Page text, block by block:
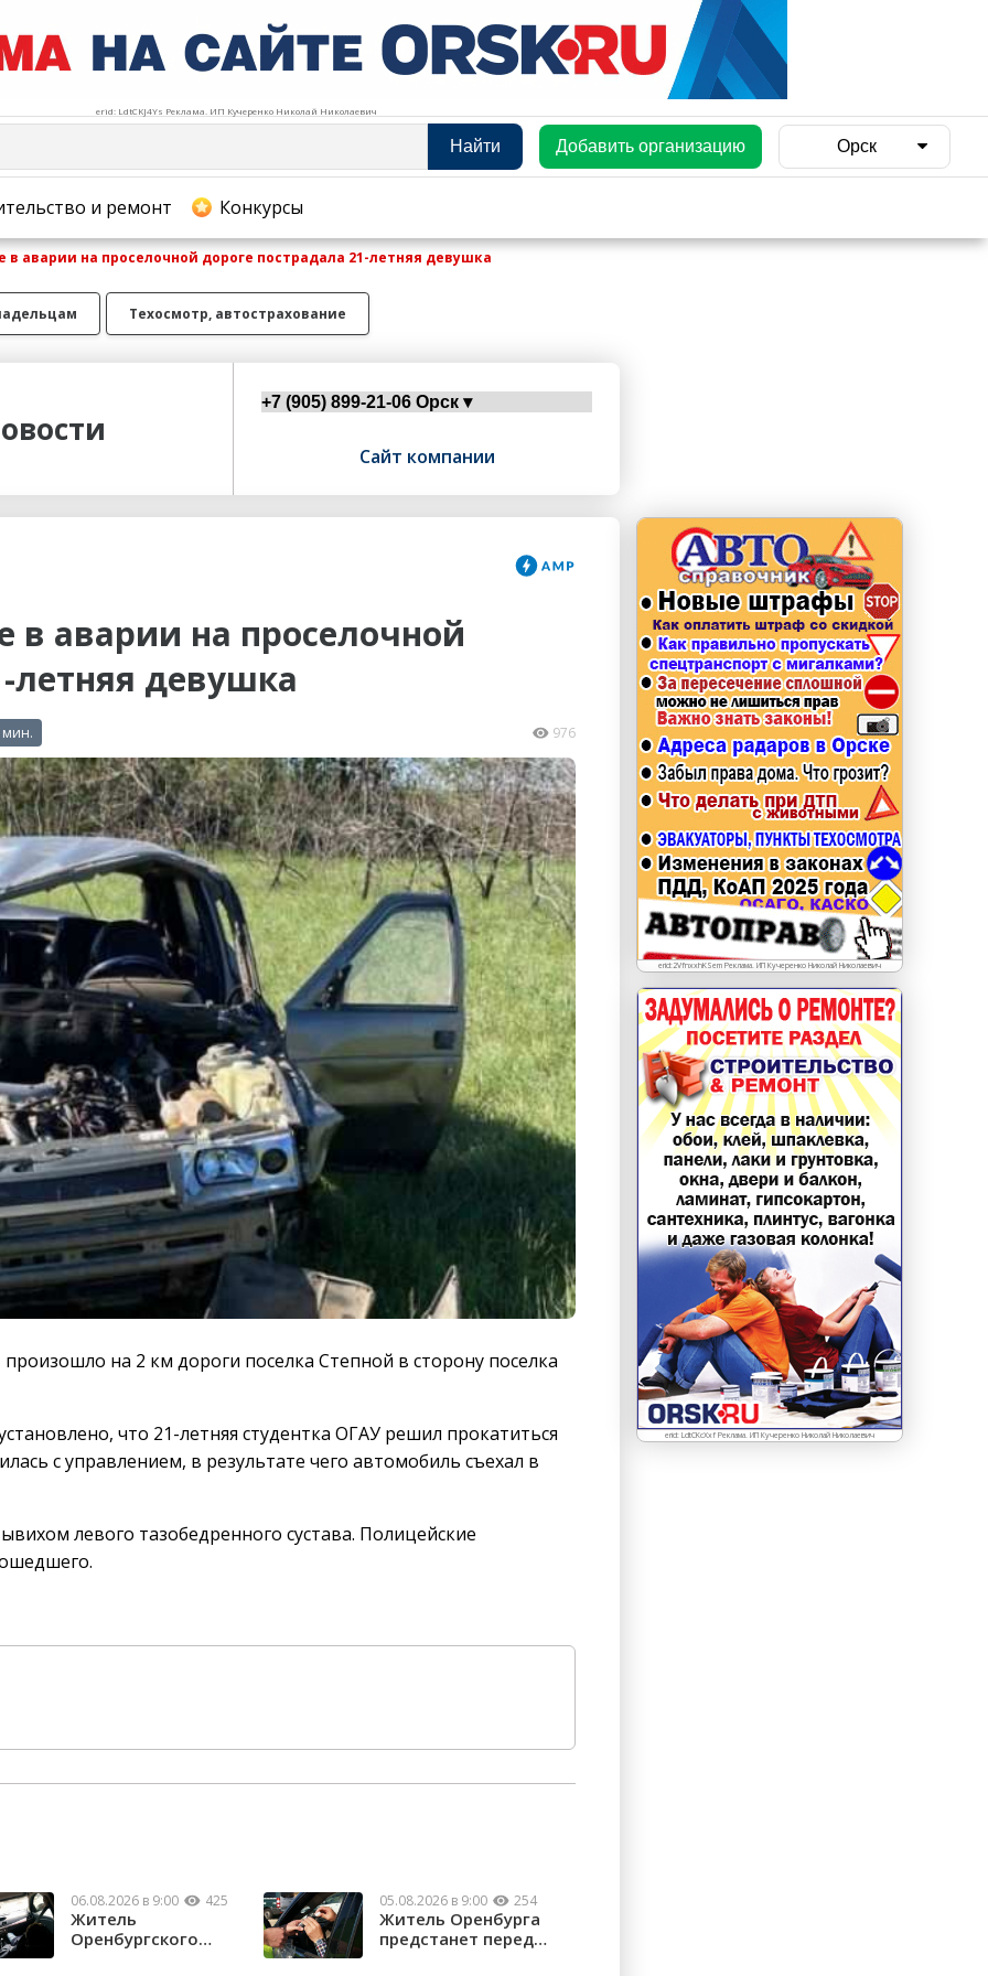
erid: LdtCKJ4Ys Реклама. ИП Кучеренко Николай Николаевич
Найти Добавить организацию Орск
и ремонт Конкурсы
erid: LdtCKJjWj Реклама. ИП Кучеренко Николай
Николаевич
аварии на проселочной дороге пострадала 21-летняя девушка
Техосмотр, автострахование
Сайт компании
аварии на проселочной
летняя девушка
мин. 976
на 2 км дороги поселка Степной в сторону поселка
что 21-летняя студентка ОГАУ решил прокатиться
с управлением, в результате чего автомобиль съехал в
левого тазобедренного сустава. Полицейские
06.08.2026 в 9:00 425
Житель
Оренбургского
05.08.2026 в 9:00 254
Житель Оренбурга
предстанет перед
erid:2VfnxxhKSem Реклама. ИП Кучеренко Николай Николаевич
erid: LdtCKcXxf Реклама. ИП Кучеренко Николай Николаевич